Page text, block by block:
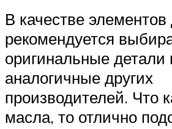
В качестве
рекомендуется
оригинальные
аналогичные других
производителей. Что
масла, то отлично